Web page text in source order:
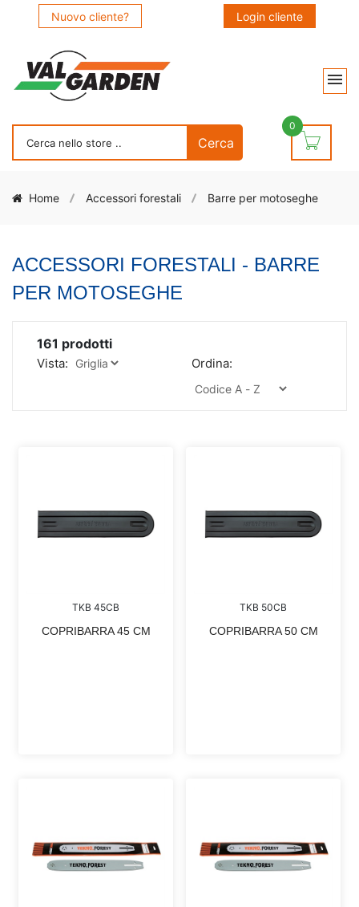
Nuovo cliente? Login cliente
0
Home Accessori forestali Barre per motoseghe
ACCESSORI FORESTALI - BARRE
PER MOTOSEGHE
161 prodotti
Vista: Ordina:
TKB 45CB
COPRIBARRA 45 CM
TKB 50CB
COPRIBARRA 50 CM